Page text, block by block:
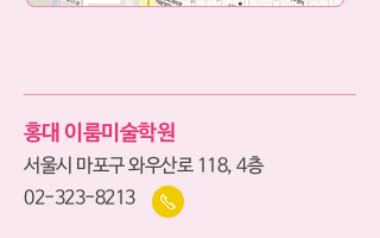
홍대 이룸미술학원
서울시 마포구 와우산로 118, 4층
02-323-8213